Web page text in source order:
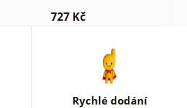
727 Kč
Rychlé dodání